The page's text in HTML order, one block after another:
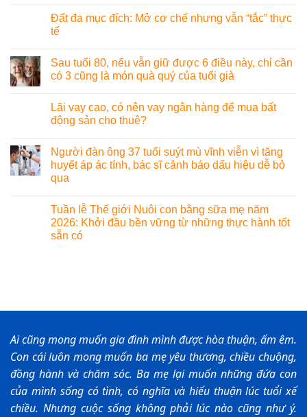
Đất đa mục đích: Mở cơ chế nhưng vẫn “tắc” thực
tế
Sau tuổi 80, nếu vẫn giữ được 6 điều này, chỉ cần
có 3 cũng là món quà quý của tuổi già
Lãi vay cao, có nên vay ngân hàng để mua bất
động sản cho thuê?
Người đàn ông 37 tuổi suýt mù vĩnh viễn vì tăng
huyết áp ác tính, bác sĩ cảnh báo dấu hiệu dễ bỏ
qua
Tuần lễ Thế giới Nuôi con bằng sữa mẹ năm
2026: Khởi đầu bền vững từ những thực hành tốt
sẵn có
Ai cũng mong muốn gia đình mình được hòa thuận, ấm êm.
Con cái luôn mong muốn ba mẹ yêu thương, chiều chuộng,
đồng hành và chăm sóc. Ba mẹ lại muốn những đứa con
của mình sống có tình, có nghĩa và hiếu thuận lúc tuổi xế
chiều. Nhưng cuộc sống không phải lúc nào cũng như ý.